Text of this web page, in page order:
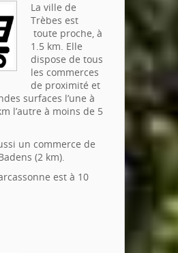
La ville de
Trèbes est
toute proche, à
1.5 km. Elle
dispose de tous
les commerces
de proximité et
surfaces l’une à
l’autre à moins de 5
un commerce de
(2 km).
est à 10